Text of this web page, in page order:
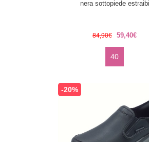
nera sottopiede
84,90€ 59,40€
40
-20%